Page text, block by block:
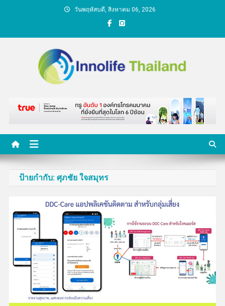
วันพฤหัสบดี, สิงหาคม 06, 2026
คนกับความคิด ชีวิตกับ
นวัตกรรม
ป้ายกำกับ: ศุภชัย ใจสมุทร